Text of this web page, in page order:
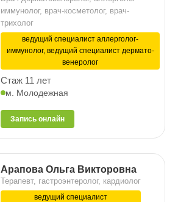
иммунолог, врач-косметолог, врач-
трихолог
ведущий специалист аллерголог-
иммунолог, ведущий специалист дермато-
венеролог
Стаж 11 лет
м. Молодежная
Запись онлайн
Арапова Ольга Викторовна
Терапевт, гастроэнтеролог, кардиолог
ведущий специалист